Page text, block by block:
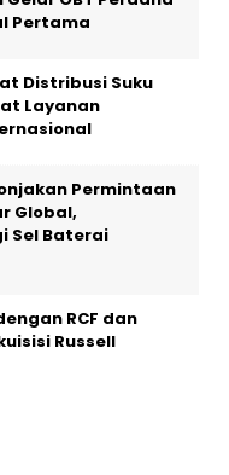
Pertama
Distribusi Suku
Layanan
Permintaan
Global,
Sel Baterai
RCF dan
Russell